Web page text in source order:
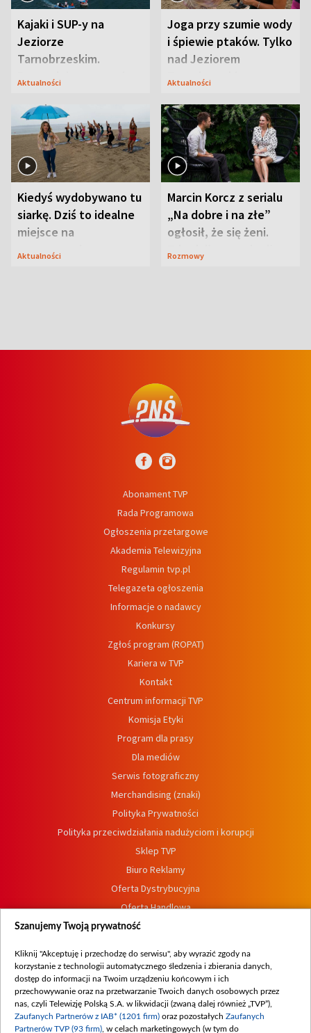
Kajaki i SUP-y na
Jeziorze
Tarnobrzeskim.
Przyrodnicy zwracają
Aktualności
Joga przy szumie wody
i śpiewie ptaków. Tylko
nad Jeziorem
Tarnobrzeskim
Aktualności
Kiedyś wydobywano tu
siarkę. Dziś to idealne
miejsce na
wypoczynek
Aktualności
Marcin Korcz z serialu
„Na dobre i na złe”
ogłosił, że się żeni.
Zdradził, co zmienił
Rozmowy
Abonament TVP
Rada Programowa
Ogłoszenia przetargowe
Akademia Telewizyjna
Regulamin tvp.pl
Telegazeta ogłoszenia
Informacje o nadawcy
Konkursy
Zgłoś program (ROPAT)
Kariera w TVP
Kontakt
Centrum informacji TVP
Komisja Etyki
Program dla prasy
Dla mediów
Serwis fotograficzny
Merchandising (znaki)
Polityka Prywatności
Polityka przeciwdziałania nadużyciom i korupcji
Sklep TVP
Biuro Reklamy
Oferta Dystrybucyjna
Oferta Handlowa
Dostępność
Procedura zgłoszeń wewnętrznych
Szanujemy Twoją prywatność
Kliknij "Akceptuję i przechodzę do serwisu", aby wyrazić zgody na
korzystanie z technologii automatycznego śledzenia i zbierania danych,
dostęp do informacji na Twoim urządzeniu końcowym i ich
przechowywanie oraz na przetwarzanie Twoich danych osobowych przez
nas, czyli Telewizję Polską S.A. w likwidacji (zwaną dalej również „TVP”),
Zaufanych Partnerów z IAB* (1201 firm) oraz pozostałych Zaufanych
Partnerów TVP (93 firm) , w celach marketingowych (w tym do